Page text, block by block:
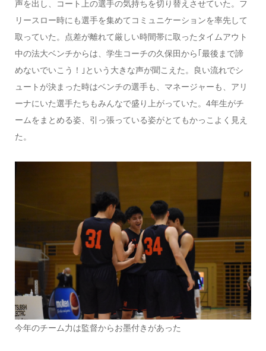
声を出し、コート上の選手の気持ちを切り替えさせていた。フ
リースロー時にも選手を集めてコミュニケーションを率先して
取っていた。点差が離れて厳しい時間帯に取ったタイムアウト
中の法大ベンチからは、学生コーチの久保田から｢最後まで諦
めないでいこう！｣という大きな声が聞こえた。良い流れでシ
ュートが決まった時はベンチの選手も、マネージャーも、アリ
ーナにいた選手たちもみんなで盛り上がっていた。4年生がチ
ームをまとめる姿、引っ張っている姿がとてもかっこよく見え
た。
今年のチーム力は監督からお墨付きがあった